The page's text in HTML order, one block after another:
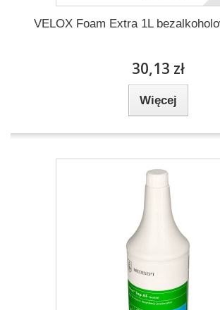
VELOX Foam Extra 1L
30,13 zł
Więcej